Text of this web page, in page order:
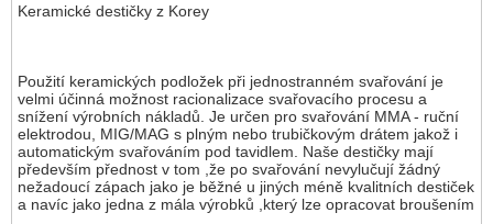
Keramické destičky z Korey
Použití keramických podložek při jednostranném svařování je
velmi účinná možnost racionalizace svařovacího procesu a
snížení výrobních nákladů. Je určen pro svařování MMA - ruční
elektrodou, MIG/MAG s plným nebo trubičkovým drátem jakož i
automatickým svařováním pod tavidlem. Naše destičky mají
především přednost v tom ,že po svařování nevylučují žádný
nežadoucí zápach jako je běžné u jiných méně kvalitních destiček
a navíc jako jedna z mála výrobků ,který lze opracovat broušením